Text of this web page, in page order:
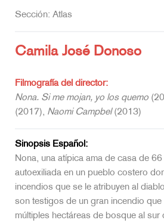
Sección: Atlas
Camila José Donoso
Filmografía del director:
Nona. Si me mojan, yo los quemo
(2017), Naomi Campbel(2013)
Sinopsis Español:
Nona, una atípica ama de casa de
autoexiliada en un pueblo costero
incendios que se le atribuyen al
son testigos de un gran incendio que
múltiples hectáreas de bosque al sur